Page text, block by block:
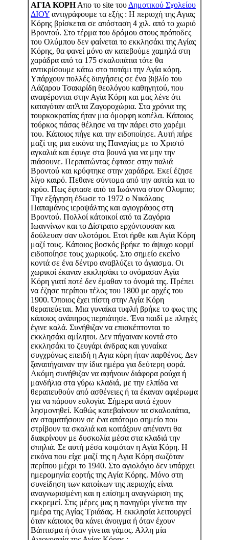
ΑΓΙΑ ΚΟΡΗΑπο το site του Δημοτικού Σχολείου
ΔΙΟΥ αντιγράφουμε τα εξής : Η περιοχή της Αγιας
Κόρης βρίσκεται σε απόσταση 4 χιλ. από το χωριό
Βροντού. Στο τέρμα του δρόμου στους πρόποδες
του Ολύμπου δεν φαίνεται το εκκλησάκι της Αγίας
Κόρης, θα φανεί μόνο αν κατεβούμε χαμηλά στη
χαράδρα από τα 175 σκαλοπάτια τότε θα
αντικρίσουμε κάτω στο ποτάμι την Αγία κόρη.
Υπάρχουν πολλές διηγήσεις σε ένα βιβλίο του
Λάζαρου Τσακιρίδη θεολόγου καθηγητού, που
αναφέρονται στην Αγία Κόρη και μας λένε ότι
καταγόταν απΆτα Ζαγοροχώρια. Στα χρόνια της
τουρκοκρατίας ήταν μια όμορφη κοπέλα. Κάποιος
τούρκος πάσας θέλησε να την πάρει στο χαρέμι
του. Κάποιος πήγε και την ειδοποίησε. Αυτή πήρε
μαζί της μια εικόνα της Παναγίας με το Χριστό
αγκαλιά και έφυγε στα βουνά για να μην την
πιάσουνε. Περπατώντας έφτασε στην παλιά
Βροντού και κρύφτηκε στην χαράδρα. Εκεί έζησε
λίγο καιρό. Πεθανε σύντομα από την ασιτία και το
κρύο. Πως έφτασε από τα Ιωάννινα στον Ολυμπο;
Την εξήγηση έδωσε το 1972 ο Νικόλαος
Παπαμάνος ιεροψάλτης και αγιογράφος στη
Βροντού. Πολλοί κάτοικοί από τα Ζαγόρια
Ιωαννίνων και το Δίστρατο ερχόντουσαν και
δούλευαν σαν υλοτόμοι. Ετσι ήρθε και Αγία Κόρη
μαζί τους. Κάποιος βοσκός βρήκε το άψυχο κορμί
ειδοποίησε τους χωρικούς. Στο σημείο εκείνο
κοντά σε ένα δέντρο αναβλύζει το άγιασμα. Οι
χωρικοί έκαναν εκκλησάκι το ονόμασαν Αγία
Κόρη γιατί ποτέ δεν έμαθαν το όνομά της. Πρέπει
να έζησε περίπου τέλος του 1800 με αρχές του
1900. Όποιος έχει πίστη στην Αγία Κόρη
θεραπεύεται. Μια γυναίκα τυφλή βρήκε το φως της
κάποιος ανάπηρος περπάτησε. Ένα παιδί με πληγές
έγινε καλά. Συνήθιζαν να επισκέπτονται το
εκκλησάκι αμίλητοι. Δεν πήγαιναν κοντά στο
εκκλησάκι το ζευγάρι άνδρας και γυναίκα
συγχρόνως επειδή η Αγια κόρη ήταν παρθένος. Δεν
ξαναπήγαιναν την ίδια ημέρα για δεύτερη φορά.
Ακόμη συνήθιζαν να αφήνουν διάφορα ρούχα ή
μανδήλια στα γύρω κλαδιά, με την ελπίδα να
θεραπευθούν από ασθένειες ή τα έκαναν αφιέρωμα
για να πάρουν ευλογία. Σήμερα αυτά έχουν
λησμονηθεί. Καθώς κατεβαίνουν τα σκαλοπάτια,
αν σταματήσουν σε ένα απότομο σημείο που
στρίβουν τα σκαλιά και κοιτάξουν απέναντι θα
διακρίνουν με δυσκολία μέσα στα κλαδιά την
σπηλιά. Σε αυτή μέσα κοιμόταν η Αγία Κόρη. Η
εικόνα που είχε μαζί της η Αγια Κόρη σωζόταν
περίπου μέχρι το 1940. Στο αγιολόγιο δεν υπάρχει
ημερομηνία εορτής της Αγία Κόρης. Μόνο στη
συνείδηση των κατοίκων της περιοχής είναι
αναγνωρισμένη και η επίσημη αναγνώριση της
εκκρεμεί. Στις μέρες μας η πανηγύρι γίνεται την
ημέρα της Αγίας Τριάδας. Η εκκλησία λειτουργεί
όταν κάποιος θα κάνει άνοιγμα ή όταν έχουν
Βάπτισμα ή όταν γίνεται γάμος. Αλλη μία